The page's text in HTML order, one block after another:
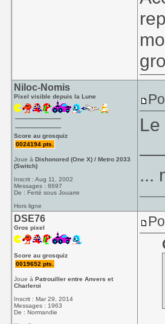
Niloc-Nomis
Pixel visible depuis la Lune
Score au grosquiz
0024194 pts.
Joue àDishonored (One X) / Metro 2033
(Switch)
Inscrit : Aug 11, 2002
Messages : 8697
De : Ferté sous Jouarre
Hors ligne
Le
...
DSE76
Gros pixel
Score au grosquiz
0019652 pts.
Joue àPatrouiller entre Anvers et
Charleroi
Inscrit : Mar 29, 2014
Messages : 1963
De : Normandie